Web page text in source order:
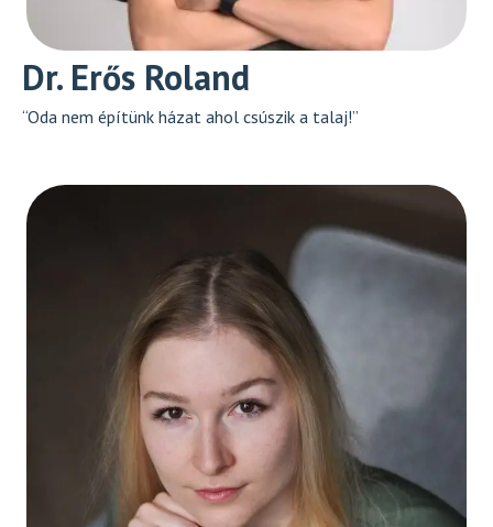
Dr. Erős Roland
“Oda nem építünk házat ahol csúszik a talaj!”